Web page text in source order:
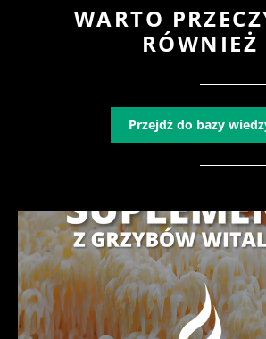
WARTO
RÓWNIEŻ
Przejdź do bazy